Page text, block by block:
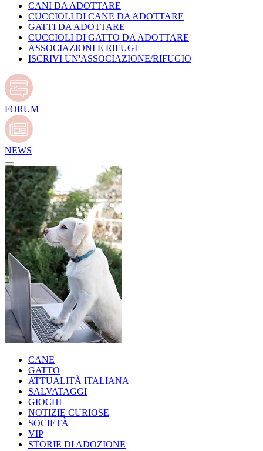
CANI DA ADOTTARE
CUCCIOLI DI CANE DA ADOTTARE
GATTI DA ADOTTARE
CUCCIOLI DI GATTO DA ADOTTARE
ASSOCIAZIONI E RIFUGI
ISCRIVI UN'ASSOCIAZIONE/RIFUGIO
FORUM
NEWS
CANE
GATTO
ATTUALITÀ ITALIANA
SALVATAGGI
GIOCHI
NOTIZIE CURIOSE
SOCIETÀ
VIP
STORIE DI ADOZIONE